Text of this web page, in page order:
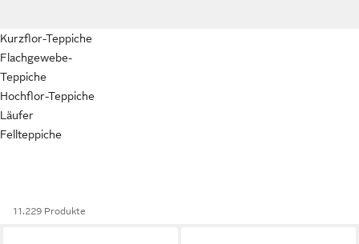
Kurzflor-Teppiche
Flachgewebe-
Teppiche
Hochflor-Teppiche
Läufer
Fellteppiche
11.229 Produkte